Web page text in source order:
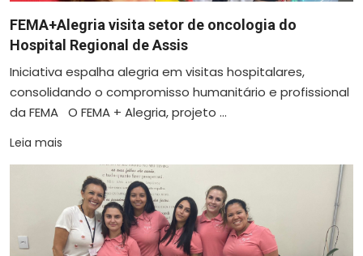
FEMA+Alegria visita setor de oncologia do
Hospital Regional de Assis
Iniciativa espalha alegria em visitas hospitalares,
consolidando o compromisso humanitário e profissional
da FEMA O FEMA + Alegria, projeto ...
Leia mais